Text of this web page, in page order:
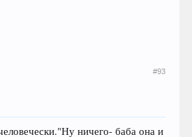
#93
ничего- баба она и